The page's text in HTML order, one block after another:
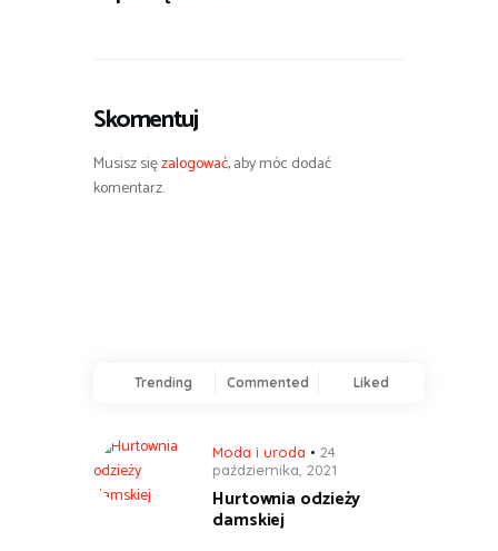
Skomentuj
Musisz sięzalogować, aby móc dodać
komentarz.
Trending Commented Liked
Moda i uroda
24
października, 2021
Hurtownia odzieży
damskiej